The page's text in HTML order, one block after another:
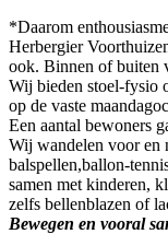
*Daarom
Herbergier
ook. Binnen of buiten
Wij bieden stoel-fysio
op de vaste
Een aantal bewoners
Wij wandelen voor en
balspellen,ballon-
samen met kinderen,
zelfs bellenblazen of
Bewegen en vooral